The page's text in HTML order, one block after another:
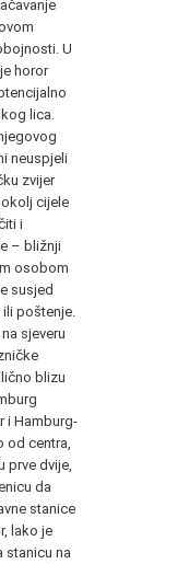
U
horor
lica.
neuspjeli
zvijer
cijele
i
– bližnji
osobom
susjed
poštenje.
sjeveru
blizu
i Hamburg-
od centra,
prve dvije,
da
stanice
lako je
stanicu na